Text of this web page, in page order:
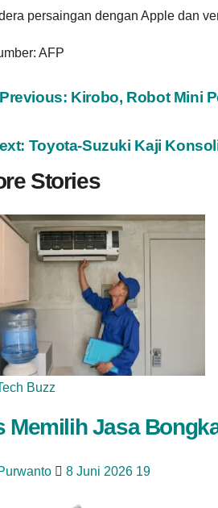
persaingan dengan Apple dan
AFP
Kirobo, Robot Mini
Toyota-Suzuki Kaji
Stories
Buzz
Memilih Jasa
8 Juni 2026 19